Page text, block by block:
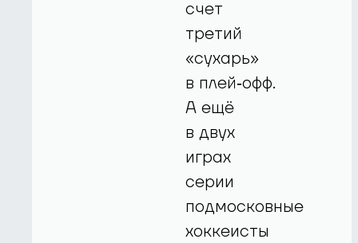
счет
третий
«сухарь»
в плей‑офф.
А ещё
в двух
играх
серии
подмосковные
хоккеисты